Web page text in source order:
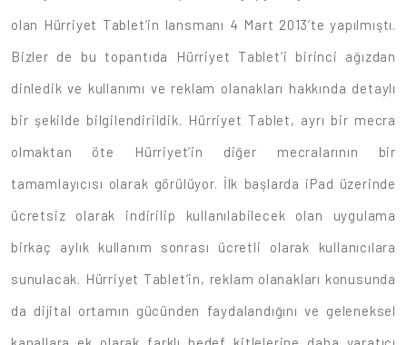
olan Hürriyet Tablet’in lansmanı 4 Mart 2013’te yapılmıştı.
Bizler de bu topantıda Hürriyet Tablet’i birinci ağızdan
dinledik ve kullanımı ve reklam olanakları hakkında detaylı
bir şekilde bilgilendirildik. Hürriyet Tablet, ayrı bir mecra
olmaktan öte Hürriyet’in diğer mecralarının bir
tamamlayıcısı olarak görülüyor. İlk başlarda iPad üzerinde
ücretsiz olarak indirilip kullanılabilecek olan uygulama
birkaç aylık kullanım sonrası ücretli olarak kullanıcılara
sunulacak. Hürriyet Tablet’in, reklam olanakları konusunda
da dijital ortamın gücünden faydalandığını ve geleneksel